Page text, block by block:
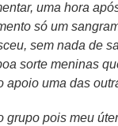
uma hora
só um
sem nada de
sorte meninas
apoio uma das
grupo pois meu